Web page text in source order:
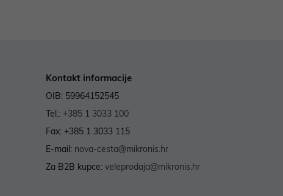
Kontakt informacije
OIB: 59964152545
Tel.: +385 1 3033 100
Fax: +385 1 3033 115
E-mail: nova-cesta@mikronis.hr
Za B2B kupce: veleprodaja@mikronis.hr